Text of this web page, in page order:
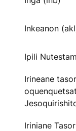
Inkeanon
Ipili
Irineane
Iriniane